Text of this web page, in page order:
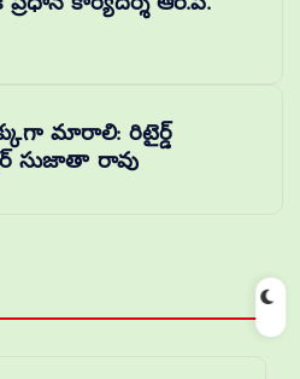
మారాలి: రిటైర్డ్
సుజాతా రావు